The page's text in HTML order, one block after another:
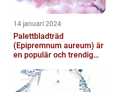
14 januari 2024
Palettbladträd
(Epipremnum aureum) är
en populär och trendig
populär de ...